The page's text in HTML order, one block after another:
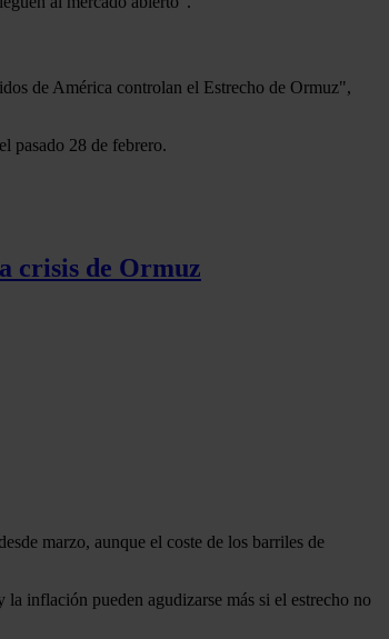
de América controlan el Estrecho de Ormuz",
pasado 28 de febrero.
crisis de Ormuz
marzo, aunque el coste de los barriles de
inflación pueden agudizarse más si el estrecho no